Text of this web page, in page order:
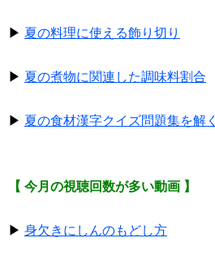
▶ 夏の料理に使える飾り切り
▶ 夏の煮物に関連した調味料割合
▶ 夏の食材漢字クイズ問題集を解く
【 今月の視聴回数が多い動画 】
▶ 身欠きにしんのもどし方